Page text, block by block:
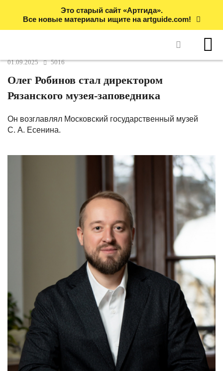
Это старый сайт «Артгида».
Все новые материалы ищите на artguide.com!
01.09.2025 5016
Олег Робинов стал директором
Рязанского музея-заповедника
Он возглавлял Московский государственный музей
С. А. Есенина.